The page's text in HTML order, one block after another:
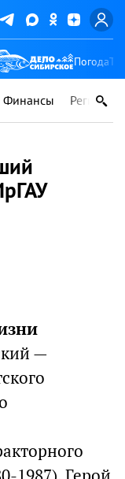
Погода
Финансы Регионы
—